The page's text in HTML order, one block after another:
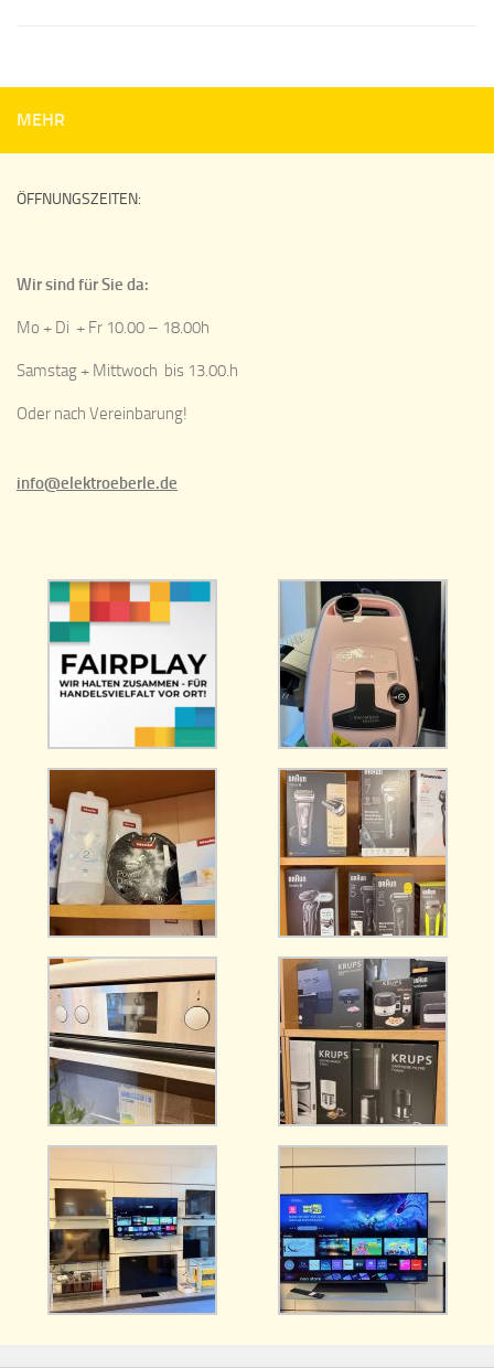
MEHR
ÖFFNUNGSZEITEN:
Wir sind für Sie da:
Mo + Di + Fr 10.00 – 18.00h
Samstag + Mittwoch bis 13.00.h
Oder nach Vereinbarung!
info@elektroeberle.de